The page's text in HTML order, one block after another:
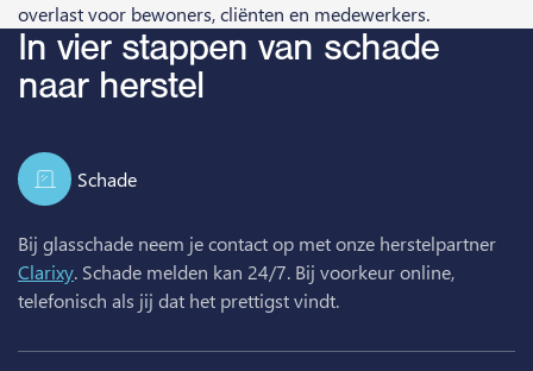
overlast voor bewoners, cliënten en medewerkers.
In vier stappen van schade
naar herstel
Schade
Bij glasschade neem je contact op met onze herstelpartner
Clarixy. Schade melden kan 24/7. Bij voorkeur online,
telefonisch als jij dat het prettigst vindt.